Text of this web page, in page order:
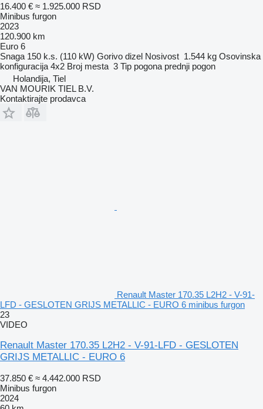
16.400 € ≈ 1.925.000 RSD
Minibus furgon
2023
120.900 km
Euro 6
Snaga 150 k.s. (110 kW) Gorivo dizel Nosivost 1.544 kg Osovinska
konfiguracija 4x2 Broj mesta 3 Tip pogona prednji pogon
Holandija, Tiel
VAN MOURIK TIEL B.V.
Kontaktirajte prodavca
Renault Master 170.35 L2H2 - V-91-
LFD - GESLOTEN GRIJS METALLIC - EURO 6 minibus furgon
23
VIDEO
Renault Master 170.35 L2H2 - V-91-LFD - GESLOTEN
GRIJS METALLIC - EURO 6
37.850 € ≈ 4.442.000 RSD
Minibus furgon
2024